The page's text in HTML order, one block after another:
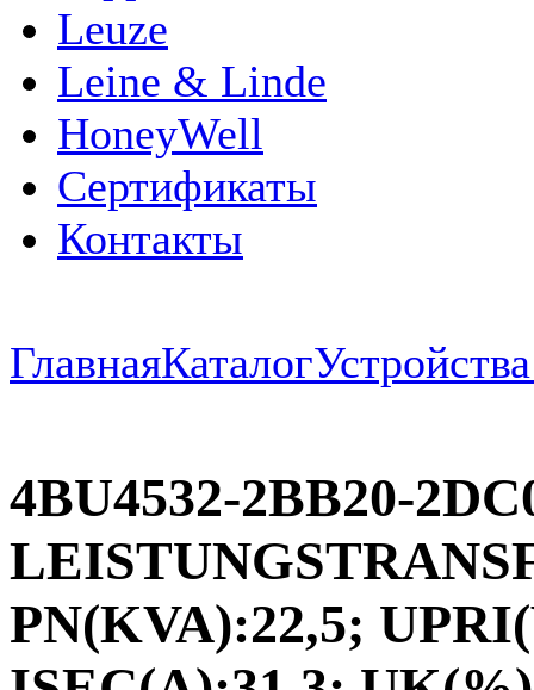
Leuze
Leine & Linde
HoneyWell
Сертификаты
Контакты
ГлавнаяКаталог
4BU4532-2BB20-
PN(KVA):22,5;